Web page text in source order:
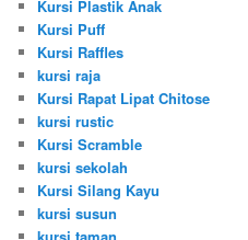
Kursi Plastik Anak
Kursi Puff
Kursi Raffles
kursi raja
Kursi Rapat Lipat Chitose
kursi rustic
Kursi Scramble
kursi sekolah
Kursi Silang Kayu
kursi susun